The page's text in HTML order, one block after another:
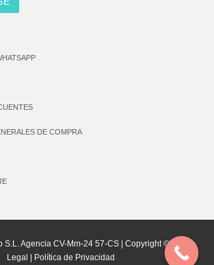
DE COMPRA
S.L. Agencia CV-Mm-24 57-CS | Copyright © | Aviso
Legal | Política de Privacidad